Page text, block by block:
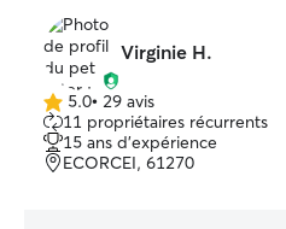
Virginie H.
5.0 étoile(s)
sur
5
5.0• 29 avis
11 propriétaires récurrents
15 ans d'expérience
ECORCEI, 61270